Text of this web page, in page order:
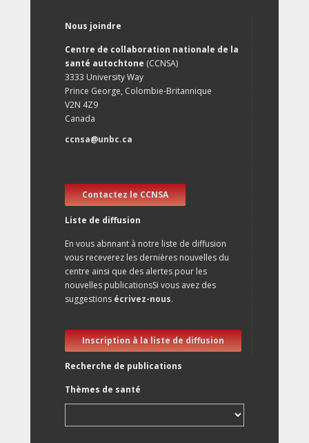
Nous joindre
Centre de collaboration nationale de la
santé autochtone (CCNSA)
3333 University Way
Prince George, Colombie-Britannique
V2N 4Z9
Canada
ccnsa@unbc.ca
Contactez le CCNSA
Liste de diffusion
En vous abnnant à notre liste de diffusion
vous receverez les dernières nouvelles du
centre ainsi que des alertes pour les
nouvelles publicationsSi vous avez des
suggestions écrivez-nous.
Inscription à la liste de diffusion
Recherche de publications
Thèmes de santé